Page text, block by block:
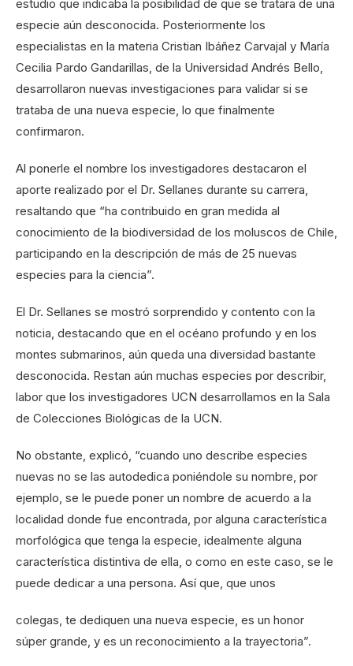
estudio que indicaba la posibilidad de que se tratara de una
especie aún desconocida. Posteriormente los
especialistas en la materia Cristian Ibáñez Carvajal y María
Cecilia Pardo Gandarillas, de la Universidad Andrés Bello,
desarrollaron nuevas investigaciones para validar si se
trataba de una nueva especie, lo que finalmente
confirmaron.
Al ponerle el nombre los investigadores destacaron el
aporte realizado por el Dr. Sellanes durante su carrera,
resaltando que “ha contribuido en gran medida al
conocimiento de la biodiversidad de los moluscos de Chile,
participando en la descripción de más de 25 nuevas
especies para la ciencia”.
El Dr. Sellanes se mostró sorprendido y contento con la
noticia, destacando que en el océano profundo y en los
montes submarinos, aún queda una diversidad bastante
desconocida. Restan aún muchas especies por describir,
labor que los investigadores UCN desarrollamos en la Sala
de Colecciones Biológicas de la UCN.
No obstante, explicó, “cuando uno describe especies
nuevas no se las autodedica poniéndole su nombre, por
ejemplo, se le puede poner un nombre de acuerdo a la
localidad donde fue encontrada, por alguna característica
morfológica que tenga la especie, idealmente alguna
característica distintiva de ella, o como en este caso, se le
puede dedicar a una persona. Así que, que unos
colegas, te dediquen una nueva especie, es un honor
súper grande, y es un reconocimiento a la trayectoria”.